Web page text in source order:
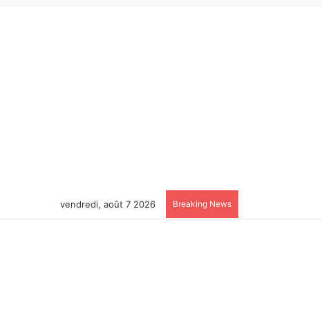
vendredi, août 7 2026 Breaking News